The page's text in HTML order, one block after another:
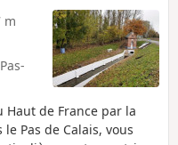
m
Haut de France par la
Pas de Calais, vous